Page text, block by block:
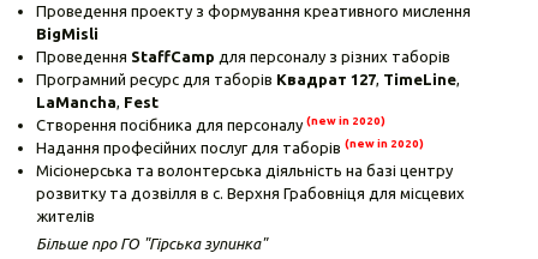
Проведення проекту з формування креативного мислення
BigMisli
Проведення StaffCamp для персоналу з різних таборів
Програмний ресурс для таборів Квадрат 127 TimeLine
LaMancha Fest
Створення посібника для персоналу (new in 2020)
Надання професійних послуг для таборів (new in 2020)
Місіонерська та волонтерська діяльність на базі центру
розвитку та дозвілля в с. Верхня Грабовніця для місцевих
жителів
Більше про ГО "Гірська зупинка"